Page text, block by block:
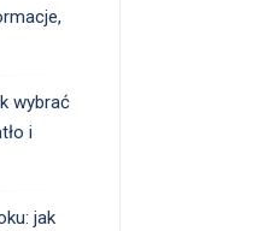
wybrać
i
jak